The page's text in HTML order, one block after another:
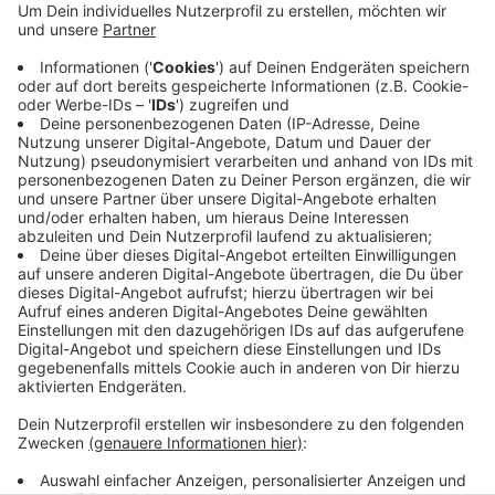
Wie genau es dazu kam und ob noch weitere
Menschen verletzt wurden, kann die Polizei noch nicht
sagen. Um den Unfallhergang zu rekonstruieren,
kommt auch ein Hubschrauber zum Einsatz. Die Kölner
Straße ist zwischen Büdericher Weg und
Eichhornstraße voll gesperrt worden. Wie lange die
Sperrung noch andauern wird, steht noch nicht fest.
Anzeige
Anzeige